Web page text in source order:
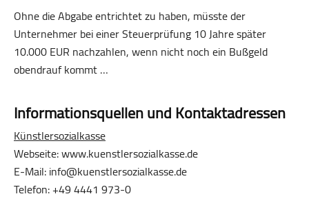
Ohne die Abgabe entrichtet zu haben, müsste der
Unternehmer bei einer Steuerprüfung 10 Jahre später
10.000 EUR nachzahlen, wenn nicht noch ein Bußgeld
obendrauf kommt …
Informationsquellen und Kontaktadressen
Künstlersozialkasse
Webseite: www.kuenstlersozialkasse.de
E-Mail: info@kuenstlersozialkasse.de
Telefon: +49 4441 973-0